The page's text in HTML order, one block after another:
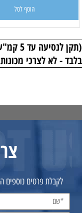
הוסף לסל
(תקן
בלבד - לא לצרכי
לקבלת פרטים נוספים